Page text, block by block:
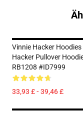
Vinnie Hacker Hoodies
Hacker Pullover
RB1208 #ID7999
33,93 £ - 39,46 £